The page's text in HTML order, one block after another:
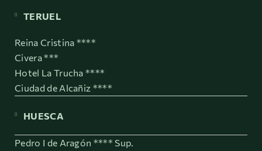
TERUEL
Reina Cristina ****
Civera ***
Hotel La Trucha ****
Ciudad de Alcañiz ****
HUESCA
Pedro I de Aragón **** Sup.